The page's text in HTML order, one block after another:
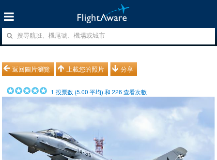
返回圖片瀏覽 上載您的照片 分享
1 投票数 (5.00 平均) 和226 查看次數